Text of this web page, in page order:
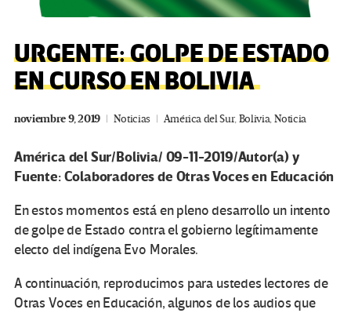
URGENTE: GOLPE DE ESTADO
EN CURSO EN BOLIVIA
noviembre 9, 2019 Noticias América del Sur,Bolivia,Noticia
América del Sur/Bolivia/ 09-11-2019/Autor(a) y
Fuente: Colaboradores de Otras Voces en Educación
En estos momentos está en pleno desarrollo un intento
de golpe de Estado contra el gobierno legítimamente
electo del indígena Evo Morales.
A continuación, reproducimos para ustedes lectores de
Otras Voces en Educación, algunos de los audios que